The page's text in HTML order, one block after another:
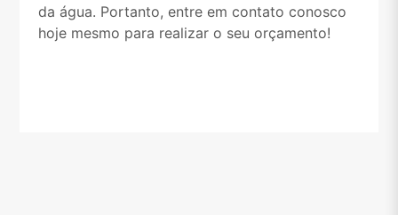
da água. Portanto, entre em contato conosco
hoje mesmo para realizar o seu orçamento!